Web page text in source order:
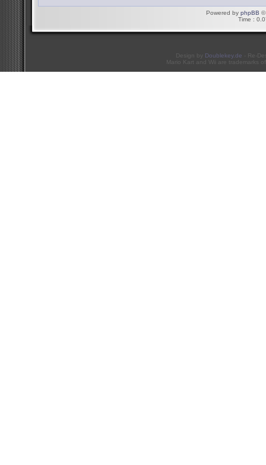
Powered by phpBB ©
Time :
Design by Doublekey.de - Re-
Mario Kart and Wii are trademarks